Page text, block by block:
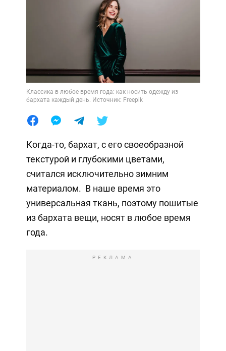
Классика в любое время года: как носить одежду из
бархата каждый день. Источник: Freepik
Когда-то, бархат, с его своеобразной
текстурой и глубокими цветами,
считался исключительно зимним
материалом. В наше время это
универсальная ткань, поэтому пошитые
из бархата вещи, носят в любое время
года.
РЕКЛАМА